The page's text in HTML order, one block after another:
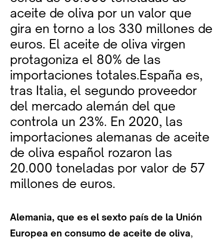
aceite de oliva por un valor que
gira en torno a los 330 millones de
euros. El aceite de oliva virgen
protagoniza el 80% de las
importaciones totales.España es,
tras Italia, el segundo proveedor
del mercado alemán del que
controla un 23%. En 2020, las
importaciones alemanas de aceite
de oliva español rozaron las
20.000 toneladas por valor de 57
millones de euros.
Alemania, que es el sexto país de la Unión
Europea en consumo de aceite de oliva,